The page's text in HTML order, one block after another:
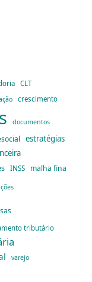
CLT
crescimento
documentos
estratégias
INSS malha fina
tributário
varejo